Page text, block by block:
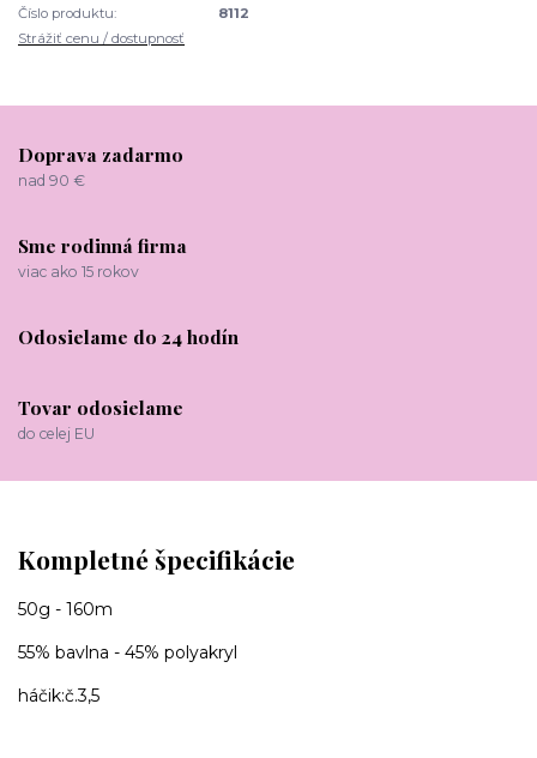
Číslo produktu:
8112
Strážiť cenu / dostupnosť
Doprava zadarmo
nad 90 €
Sme rodinná firma
viac ako 15 rokov
Odosielame do 24 hodín
Tovar odosielame
do celej EU
Kompletné špecifikácie
50g - 160m
55% bavlna - 45% polyakryl
háčik:č.3,5